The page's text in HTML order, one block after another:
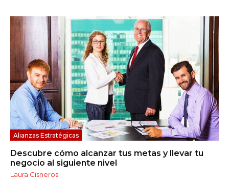
Alianzas Estratégicas
Descubre cómo alcanzar tus metas y llevar tu
negocio al siguiente nivel
Laura Cisneros